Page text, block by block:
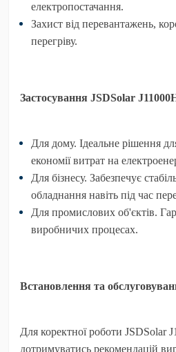
електропостачання.
Захист від перевантажень,
перегріву.
Застосування JSDSolar
Для дому. Ідеальне рішення
економії витрат на
Для бізнесу. Забезпечує
обладнання навіть під час
Для промислових об'єктів.
виробничих процесах.
Встановлення та
Для коректної роботи JSDSolar
дотримуватись рекомендацій